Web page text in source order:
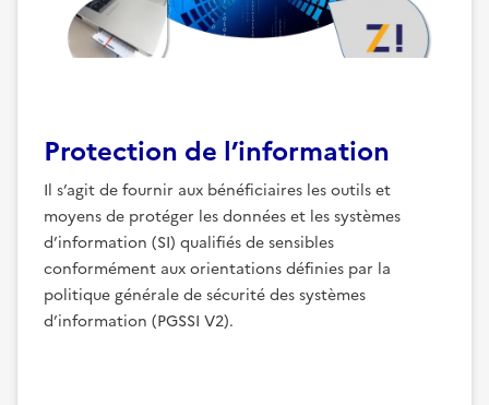
Protection de l’information
Il s’agit de fournir aux bénéficiaires les outils et
moyens de protéger les données et les systèmes
d’information (SI) qualifiés de sensibles
conformément aux orientations définies par la
politique générale de sécurité des systèmes
d’information (PGSSI V2).